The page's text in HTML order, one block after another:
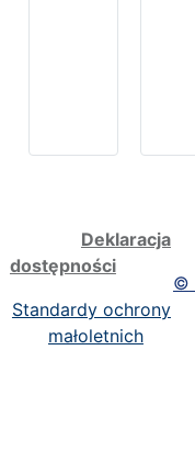
Deklaracja
dostępności
Standardy ochrony
małoletnich
©